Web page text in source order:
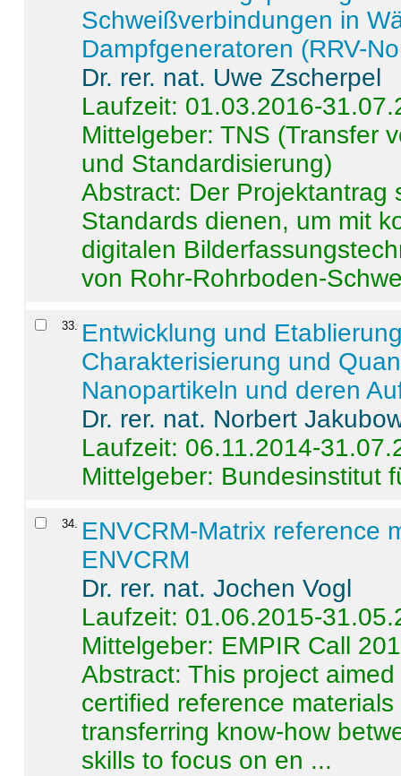
Schweißverbindungen in
Dampfgeneratoren (RRV-
Dr. rer. nat. Uwe Zscherpel
Laufzeit: 01.03.2016-
Mittelgeber: TNS (Transfer
und Standardisierung)
Abstract: Der Projektantrag
Standards dienen, um mit
digitalen
von Rohr-Rohrboden-
33. Entwicklung und
Charakterisierung und
Nanopartikeln und deren
Dr. rer. nat. Norbert
Laufzeit: 06.11.2014-
Mittelgeber: Bundesinstitut
34. ENVCRM-Matrix reference
ENVCRM
Dr. rer. nat. Jochen Vogl
Laufzeit: 01.06.2015-
Mittelgeber: EMPIR Call
Abstract:This project
certified reference
transferring know-how
skills to focus on en ...